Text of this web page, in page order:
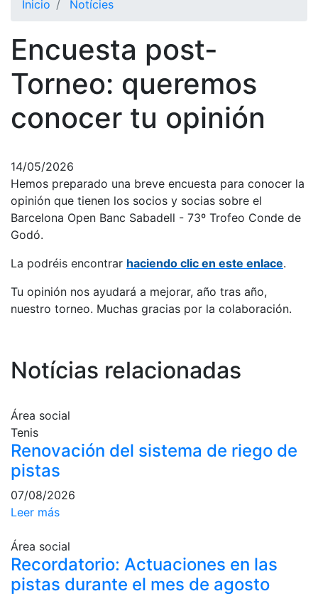
Historia
historia
Presidentes
Organización
Junta
directiva
Comisiones
y comités
Estructura
ejecutiva
Fundación
Preguntas
Frecuentes
Trabaja con
nosotros
Área deportiva
Tenis
Escuela de
Next Gen
Palmarés
equipos
Inicio Notícies
Encuesta post-
Torneo: queremos
conocer tu opinión
14/05/2026
Hemos preparado una breve encuesta para conocer la
opinión que tienen los socios y socias sobre el
Barcelona Open Banc Sabadell - 73º Trofeo Conde de
Godó.
La podréis encontrar haciendo clic en este enlace.
Tu opinión nos ayudará a mejorar, año tras año,
nuestro torneo. Muchas gracias por la colaboración.
Notícias relacionadas
Área social
Tenis
Renovación del sistema de riego de
pistas
07/08/2026
Leer más
Área social
Recordatorio: Actuaciones en las
pistas durante el mes de agosto